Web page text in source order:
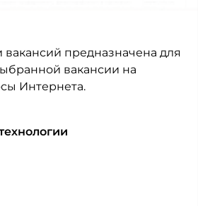
вакансий предназначена для
вакансии на
Интернета.